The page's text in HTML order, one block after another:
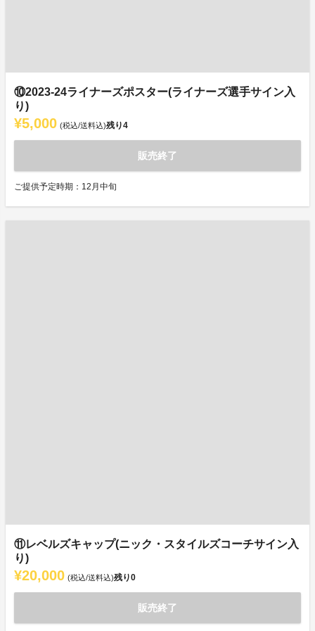
⑩2023-24ライナーズポスター(ライナーズ選手サイン入
り)
¥5,000 (税込/送料込)残り4
販売終了
ご提供予定時期：12月中旬
⑪レベルズキャップ(ニック・スタイルズコーチサイン入
り)
¥20,000 (税込/送料込)残り0
販売終了